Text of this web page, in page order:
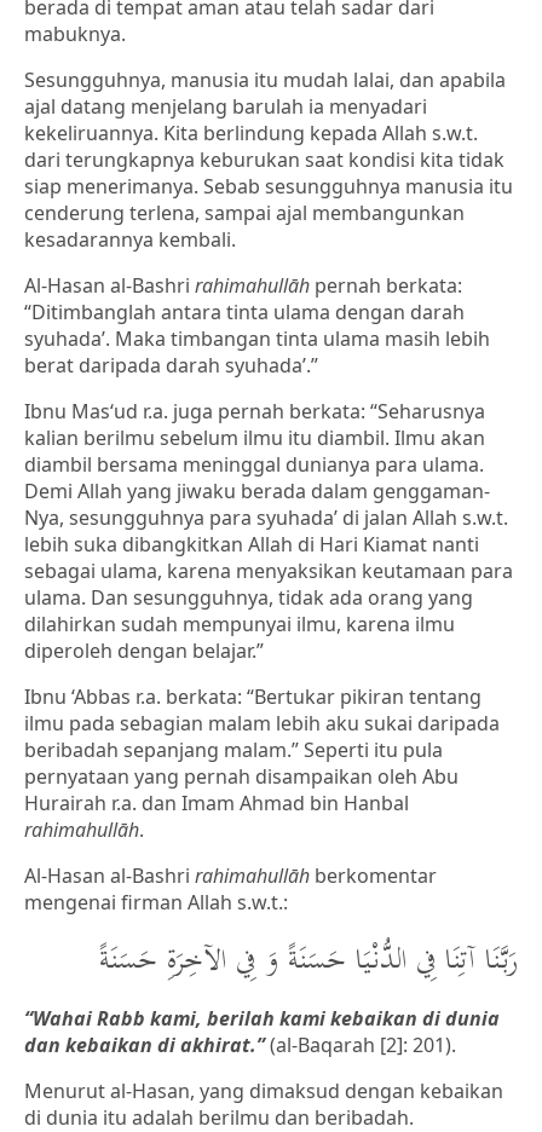
berada di tempat aman atau telah sadar dari
mabuknya.
Sesungguhnya, manusia itu mudah lalai, dan apabila
ajal datang menjelang barulah ia menyadari
kekeliruannya. Kita berlindung kepada Allah s.w.t.
dari terungkapnya keburukan saat kondisi kita tidak
siap menerimanya. Sebab sesungguhnya manusia itu
cenderung terlena, sampai ajal membangunkan
kesadarannya kembali.
Al-Hasan al-Bashri rahimahullāh pernah berkata:
“Ditimbanglah antara tinta ulama dengan darah
syuhada’. Maka timbangan tinta ulama masih lebih
berat daripada darah syuhada’.”
Ibnu Mas‘ud r.a. juga pernah berkata: “Seharusnya
kalian berilmu sebelum ilmu itu diambil. Ilmu akan
diambil bersama meninggal dunianya para ulama.
Demi Allah yang jiwaku berada dalam genggaman-
Nya, sesungguhnya para syuhada’ di jalan Allah s.w.t.
lebih suka dibangkitkan Allah di Hari Kiamat nanti
sebagai ulama, karena menyaksikan keutamaan para
ulama. Dan sesungguhnya, tidak ada orang yang
dilahirkan sudah mempunyai ilmu, karena ilmu
diperoleh dengan belajar.”
Ibnu ‘Abbas r.a. berkata: “Bertukar pikiran tentang
ilmu pada sebagian malam lebih aku sukai daripada
beribadah sepanjang malam.” Seperti itu pula
pernyataan yang pernah disampaikan oleh Abu
Hurairah r.a. dan Imam Ahmad bin Hanbal
rahimahullāh.
Al-Hasan al-Bashri rahimahullāh berkomentar
mengenai firman Allah s.w.t.:
رَبَّنَا آتِنَا فِي الدُّنْيَا حَسَنَةً وَ فِي الآخِرَةِ حَسَنَةً
“Wahai Rabb kami, berilah kami kebaikan di dunia
dan kebaikan di akhirat.”(al-Baqarah [2]: 201).
Menurut al-Hasan, yang dimaksud dengan kebaikan
di dunia itu adalah berilmu dan beribadah.